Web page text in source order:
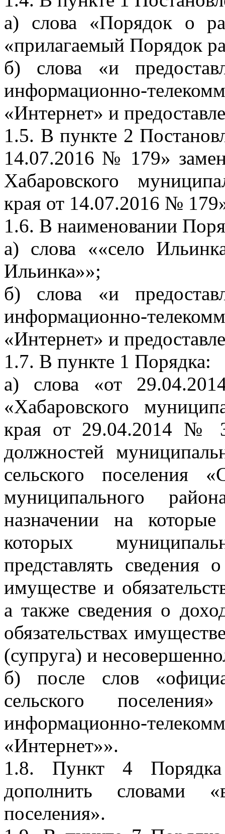
а) слова «Порядок о
«прилагаемый Порядок
б) слова «и
информационно-
«Интернет» и
1.5. В пункте 2
14.07.2016 № 179»
Хабаровского
края от 14.07.2016 №
1.6. В наименовании
а) слова ««село
Ильинка»»;
б) слова «и
информационно-
«Интернет» и
1.7. В пункте 1 Порядка:
а) слова «от
«Хабаровского
края от 29.04.2014 №
должностей
сельского поселения
муниципального
назначении на
которых
представлять сведения
имуществе и
а также сведения о
обязательствах
(супруга) и
б) после слов
сельского
информационно-
«Интернет»».
1.8. Пункт 4 Порядка
дополнить словами
поселения».